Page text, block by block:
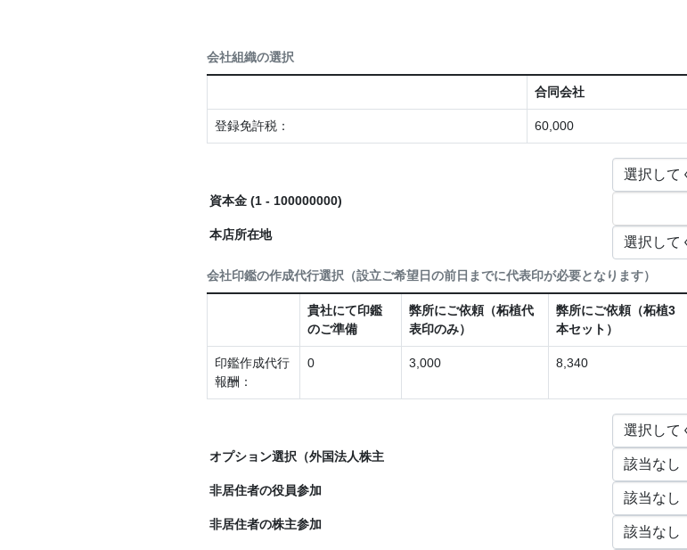
会社組織の選択
合同会社
登録免許税： 60,000
資本金 (1 - 100000000)
本店所在地
会社印鑑の作成代行選択（設立ご希望日の前日までに代表印が必要となります）
貴社にて印鑑
のご準備
弊所にご依頼（柘植代
表印のみ）
弊所にご依頼（柘植3
本セット）
印鑑作成代行
報酬：
0 3,000 8,340
オプション選択（外国法人株主
非居住者の役員参加
非居住者の株主参加